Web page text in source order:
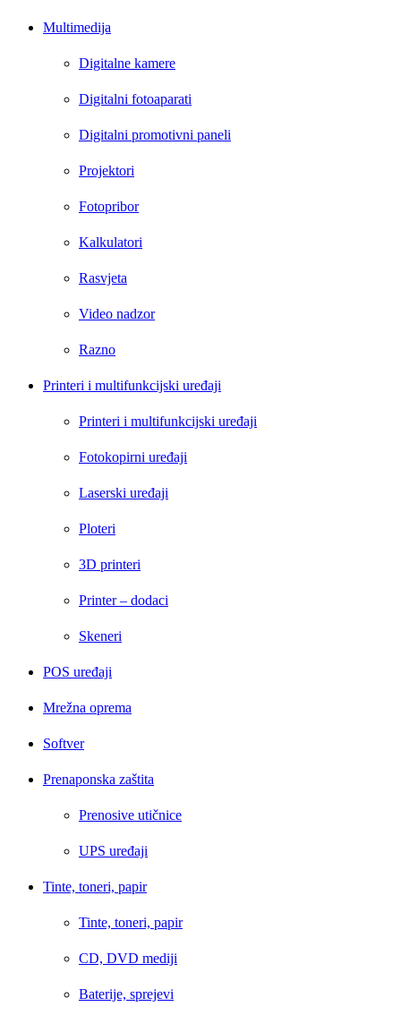
Multimedija
Digitalne kamere
Digitalni fotoaparati
Digitalni promotivni paneli
Projektori
Fotopribor
Kalkulatori
Rasvjeta
Video nadzor
Razno
Printeri i multifunkcijski uređaji
Printeri i multifunkcijski uređaji
Fotokopirni uređaji
Laserski uređaji
Ploteri
3D printeri
Printer – dodaci
Skeneri
POS uređaji
Mrežna oprema
Softver
Prenaponska zaštita
Prenosive utičnice
UPS uređaji
Tinte, toneri, papir
Tinte, toneri, papir
CD, DVD mediji
Baterije, sprejevi